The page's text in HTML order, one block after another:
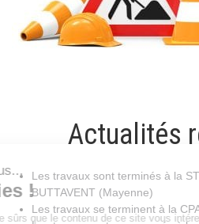
Actualités
Les travaux sont terminés à la
BUTTAVENT (Mayenne)
Les travaux se terminent à la